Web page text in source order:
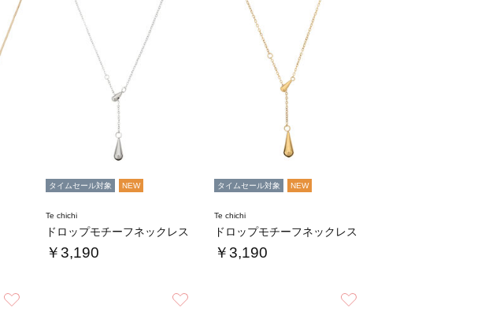
タイムセール対象 NEW
Te chichi
ドロップモチーフネックレス
￥3,190
タイムセール対象 NEW
Te chichi
ドロップモチーフネックレス
￥3,190